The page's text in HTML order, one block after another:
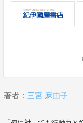
著者： 三宮 麻由子